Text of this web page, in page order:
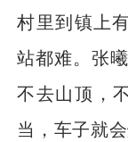
村里到镇上
站都难。张
不去山顶，
当，车子就会